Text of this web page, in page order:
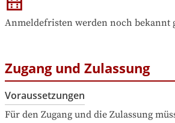
Anmeldefristen werden noch bekannt
Zugang und Zulassung
Voraussetzungen
Für den Zugang und die Zulassung